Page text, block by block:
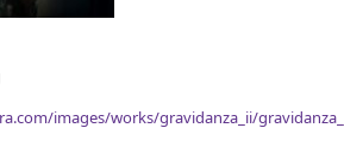
images/works/gravidanza_ii/